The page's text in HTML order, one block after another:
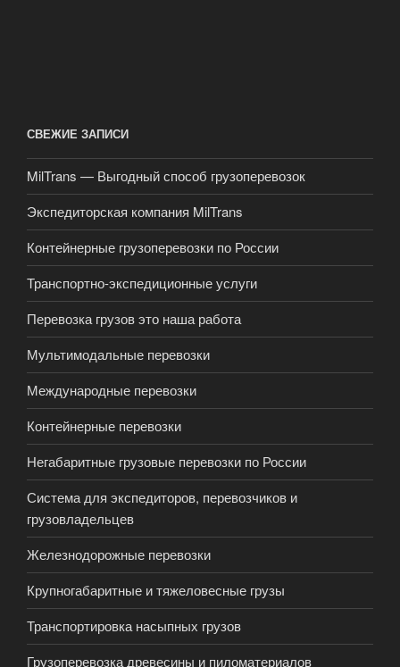
СВЕЖИЕ ЗАПИСИ
MilTrans — Выгодный способ грузоперевозок
Экспедиторская компания MilTrans
Контейнерные грузоперевозки по России
Транспортно-экспедиционные услуги
Перевозка грузов это наша работа
Мультимодальные перевозки
Международные перевозки
Контейнерные перевозки
Негабаритные грузовые перевозки по России
Система для экспедиторов, перевозчиков и
грузовладельцев
Железнодорожные перевозки
Крупногабаритные и тяжеловесные грузы
Транспортировка насыпных грузов
Грузоперевозка древесины и пиломатериалов